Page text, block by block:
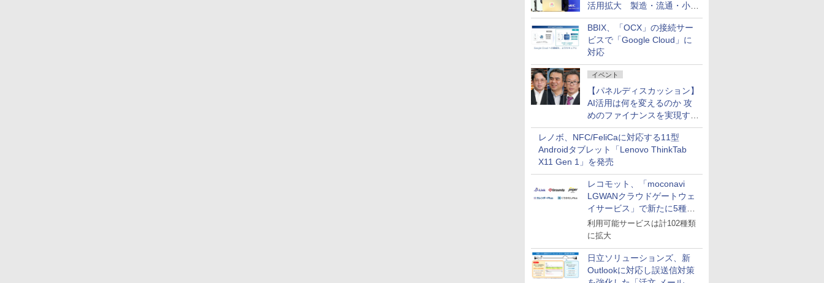
活用拡大 製造・流通・小売
企業・広告代理店などが実装
フェーズへ
BBIX、「OCX」の接続サー
ビスで「Google Cloud」に
対応
イベント
【パネルディスカッション】
AI活用は何を変えるのか 攻
めのファイナンスを実現する
業務設計とマインドセット変
革
レノボ、NFC/FeliCaに対応する11型
Androidタブレット「Lenovo ThinkTab
X11 Gen 1」を発売
レコモット、「moconavi
LGWANクラウドゲートウェ
イサービス」で新たに5種類
のサービスと連携開始
利用可能サービスは計102種類
に拡大
日立ソリューションズ、新
Outlookに対応し誤送信対策